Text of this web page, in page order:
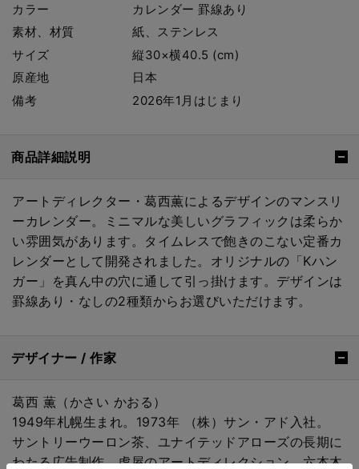
カラー
カレンダー 罫線あり
素材、材質
紙、ステンレス
サイズ
縦30×横40.5 (cm)
原産地
日本
備考
2026年1月はじまり
商品詳細説明
アートディレクター・葛西薫によるデザインのマンスリ
ーカレンダー。ミニマルな美しいグラフィックは柔らか
い雰囲気があります。タイムレスで飽きのこない定番カ
レンダーとして開発されました。オリジナルの「Kハン
ガー」を真ん中の穴に通して引っ掛けます。デザインは
罫線あり・なしの2種類からお選びいただけます。
デザイナー / 作家
葛西 薫（かさい かおる）
1949年札幌生まれ。1973年 （株）サン・アド入社。
サントリーウーロン茶、ユナイテッドアローズの長期に
わたる広告制作、虎屋のアートディレクション、六本木